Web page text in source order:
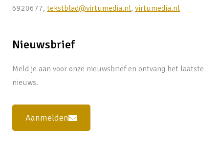
6920677, tekstblad@virtumedia.nl, virtumedia.nl
Nieuwsbrief
Meld je aan voor onze nieuwsbrief en ontvang het laatste
nieuws.
Aanmelden